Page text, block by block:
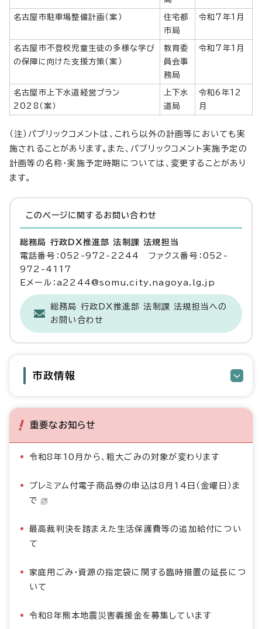
名古屋市駐車場整備計画（案）
住宅都
市局
令和7年1月
名古屋市不登校児童生徒の多様な学び
の保障に向けた支援方策（案）
教育委
員会事
務局
令和7年1月
名古屋市上下水道経営プラン
2028（案）
上下水
道局
令和6年12
月
（注）パブリックコメントは、これら以外の計画等においても実
施されることがあります。また、パブリックコメント実施予定の
計画等の名称・実施予定時期については、変更することがあり
ます。
このページに関する お問い合わせ
総務局 行政DX推進部 法制課 法規担当
電話番号：052-972-2244 ファクス番号：052-
972-4117
Eメール：a2244@somu.city.nagoya.lg.jp
総務局 行政DX推進部 法制課 法規担当への
お問い合わせ
市政情報
重要なお知らせ
令和8年10月から、粗大ごみの対象が変わります
プレミアム付電子商品券の申込は8月14日（金曜日）ま
で
最高裁判決を踏まえた生活保護費等の追加給付につい
て
家庭用ごみ・資源の指定袋に関する臨時措置の延長につ
いて
令和8年熊本地震災害義援金を募集しています